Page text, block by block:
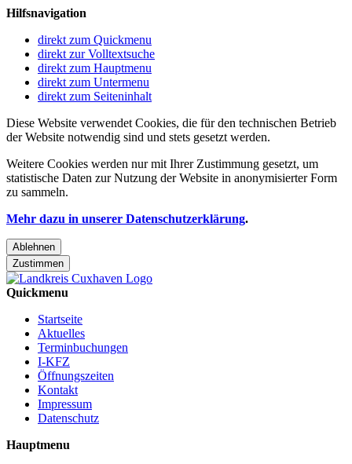
Hilfsnavigation
direkt zum Quickmenu
direkt zur Volltextsuche
direkt zum Hauptmenu
direkt zum Untermenu
direkt zum Seiteninhalt
Diese Website verwendet Cookies, die für den technischen Betrieb
der Website notwendig sind und stets gesetzt werden.
Weitere Cookies werden nur mit Ihrer Zustimmung gesetzt, um
statistische Daten zur Nutzung der Website in anonymisierter Form
zu sammeln.
Mehr dazu in unserer Datenschutzerklärung.
Ablehnen
Zustimmen
Quickmenu
Startseite
Aktuelles
Terminbuchungen
I-KFZ
Öffnungszeiten
Kontakt
Impressum
Datenschutz
Hauptmenu